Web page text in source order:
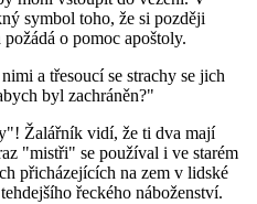
symbol toho, že si později
o pomoc apoštoly.
a třesoucí se strachy se jich
byl zachráněn?"
Žalářník vidí, že ti dva mají
"mistři" se používal i ve starém
přicházejících na zem v lidské
řeckého náboženství.